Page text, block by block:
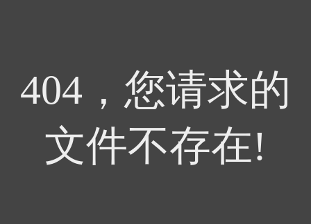
404，您请求的
文件不存在!